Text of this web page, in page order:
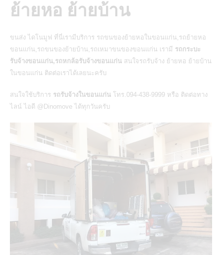
ย้ายหอ ย้ายบ้าน
ขนส่ง ไดโนมูฟ ที่นี่เรามีบริการ รถขนของย้ายหอในขอนแก่น ,รถย้ายหอ
ขอนแก่น,รถขนของย้ายบ้าน,รถเหมาขนของขอนแก่น เรามี รถกระบะ
รับจ้างขอนแก่น,รถหกล้อรับจ้างขอนแก่น สนใจรถรับจ้าง ย้ายหอ ย้ายบ้าน
ในขอนแก่น ติดต่อเราได้เลยนะครับ
สนใจใช้บริการ รถรับจ้างในขอนแก่น โทร.094-438-9999 หรือ ติดต่อทาง
ไลน์ ไอดี @Dinomove ได้ทุกวันครับ